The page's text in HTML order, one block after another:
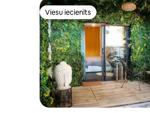
Viesu iecienīts
Viesu iecienīts